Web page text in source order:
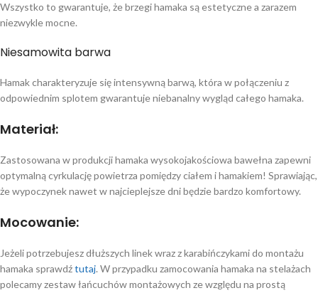
Wszystko to gwarantuje, że brzegi hamaka są estetyczne a zarazem
niezwykle mocne.
Niesamowita barwa
Hamak charakteryzuje się intensywną barwą, która w połączeniu z
odpowiednim splotem gwarantuje niebanalny wygląd całego hamaka.
Materiał:
Zastosowana w produkcji hamaka wysokojakościowa bawełna zapewni
optymalną cyrkulację powietrza pomiędzy ciałem i hamakiem! Sprawiając,
że wypoczynek nawet w najcieplejsze dni będzie bardzo komfortowy.
Mocowanie:
Jeżeli potrzebujesz dłuższych linek wraz z karabińczykami do montażu
hamaka sprawdźtutaj. W przypadku zamocowania hamaka na stelażach
polecamy zestaw łańcuchów montażowych ze względu na prostą